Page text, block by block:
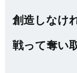
創造しなけ
戦って奪い